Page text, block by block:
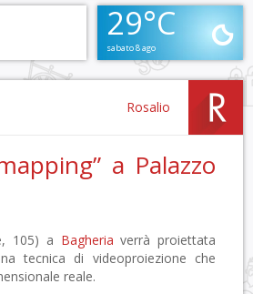
29°C
sabato 8 ago
Rosalio
a Palazzo
105) a Bagheria verrà proiettata
tecnica di videoproiezione che
reale.